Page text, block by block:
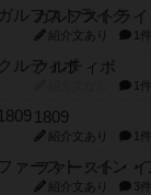
ガルフストライ
紹介文あり 1
クルティボ
1
1809
紹介文あり 1
紹介文あり 3